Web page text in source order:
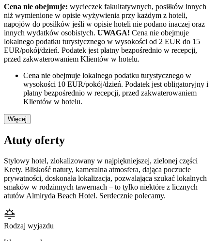
Cena nie obejmuje: wycieczek fakultatywnych, posiłków innych
niż wymienione w opisie wyżywienia przy każdym z hoteli,
napojów do posiłków jeśli w opisie hoteli nie podano inaczej oraz
innych wydatków osobistych. UWAGA! Cena nie obejmuje
lokalnego podatku turystycznego w wysokości od 2 EUR do 15
EUR/pokój/dzień. Podatek jest płatny bezpośrednio w recepcji,
przed zakwaterowaniem Klientów w hotelu.
Cena nie obejmuje lokalnego podatku turystycznego w
wysokości 10 EUR/pokój/dzień. Podatek jest obligatoryjny i
płatny bezpośrednio w recepcji, przed zakwaterowaniem
Klientów w hotelu.
Więcej
Atuty oferty
Stylowy hotel, zlokalizowany w najpiękniejszej, zielonej części
Krety. Bliskość natury, kameralna atmosfera, dająca poczucie
prywatności, doskonała lokalizacja, pozwalająca szukać lokalnych
smaków w rodzinnych tawernach – to tylko niektóre z licznych
atutów Almiryda Beach Hotel. Serdecznie polecamy.
Rodzaj wyjazdu